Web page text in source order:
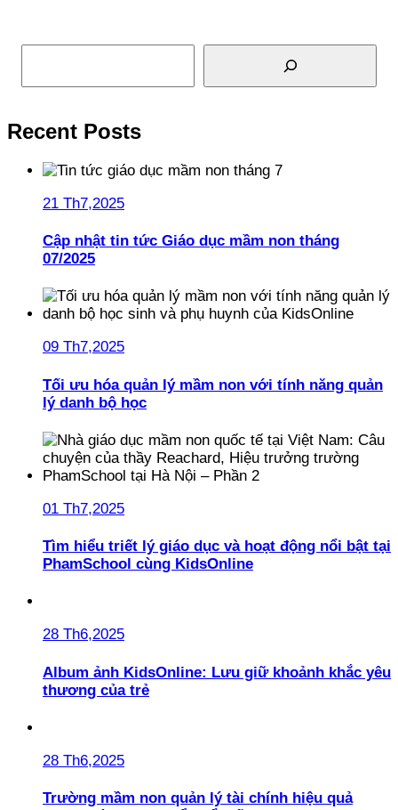
Tìm kiếm
Recent Posts
21 Th7,2025
Cập nhật tin tức Giáo dục mầm non tháng
07/2025
09 Th7,2025
Tối ưu hóa quản lý mầm non với tính năng quản
lý danh bộ học
01 Th7,2025
Tìm hiểu triết lý giáo dục và hoạt động nổi bật tại
PhamSchool cùng KidsOnline
28 Th6,2025
Album ảnh KidsOnline: Lưu giữ khoảnh khắc yêu
thương của trẻ
28 Th6,2025
Trường mầm non quản lý tài chính hiệu quả